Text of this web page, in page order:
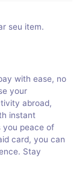
seu item.
with ease, no
your
abroad,
instant
you peace of
card, you can
Stay